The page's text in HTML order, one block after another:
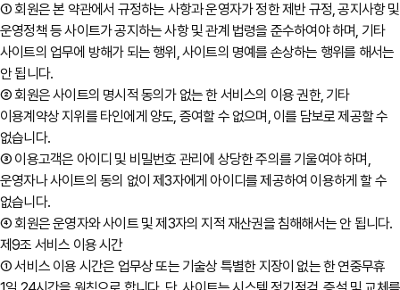
① 회원은 본 약관에서 규정하는 사항과 운영자가 정한 제반 규정, 공지사항 및
운영정책 등 사이트가 공지하는 사항 및 관계 법령을 준수하여야 하며, 기타
사이트의 업무에 방해가 되는 행위, 사이트의 명예를 손상하는 행위를 해서는
안 됩니다.
② 회원은 사이트의 명시적 동의가 없는 한 서비스의 이용 권한, 기타
이용계약상 지위를 타인에게 양도, 증여할 수 없으며, 이를 담보로 제공할 수
없습니다.
③ 이용고객은 아이디 및 비밀번호 관리에 상당한 주의를 기울여야 하며,
운영자나 사이트의 동의 없이 제3자에게 아이디를 제공하여 이용하게 할 수
없습니다.
④ 회원은 운영자와 사이트 및 제3자의 지적 재산권을 침해해서는 안 됩니다.
제9조 서비스 이용 시간
① 서비스 이용 시간은 업무상 또는 기술상 특별한 지장이 없는 한 연중무휴